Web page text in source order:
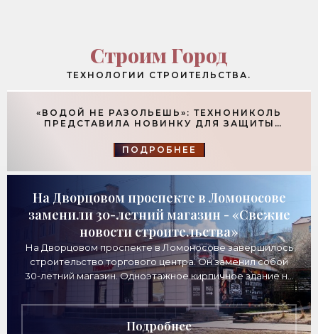
Строим Город
ТЕХНОЛОГИИ СТРОИТЕЛЬСТВА.
«ВОДОЙ НЕ РАЗОЛЬЕШЬ»: ТЕХНОНИКОЛЬ
ПРЕДСТАВИЛА НОВИНКУ ДЛЯ ЗАЩИТЫ
СТРОИТЕЛЬСТВА»
ПОДРОБНЕЕ
На Дворцовом проспекте в Ломоносове
заменили 30-летний магазин - «Свежие
новости строительства»
На Дворцовом проспекте в Ломоносове завершилось
строительство торгового центра. Он заменил собой
30-летний магазин. Одноэтажное кирпичное здание на
Дворцовом проспекте, 16а, было построено
Подробнее